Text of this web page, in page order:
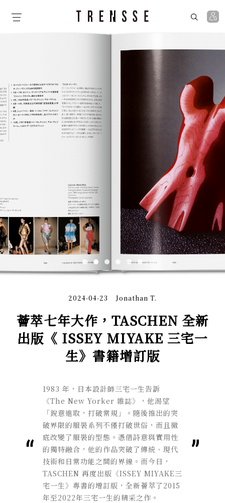
薈萃七年大作，TASCHEN 全新
出版《 ISSEY MIYAKE 三宅一
生》書籍增訂版
Jonathan T.
2024-04-23
1983 年，日本設計師三宅一生告訴
《The New Yorker 雜誌》，他渴望
「銳意進取，打破常規」。隨後推出的突
破界限的服裝系列不僅打破世俗，而且徹
底改變了服裝的型態。憑借詩意與實用性
的獨特融合，他的作品突破了傳統、現代
技術和日常功能之間的界線。而今日，
TASCHEN 再度出版《ISSEY MIYAKE三
宅一生》專書的增訂版，全新薈萃了2015
年至2022年三宅一生的精采之作。